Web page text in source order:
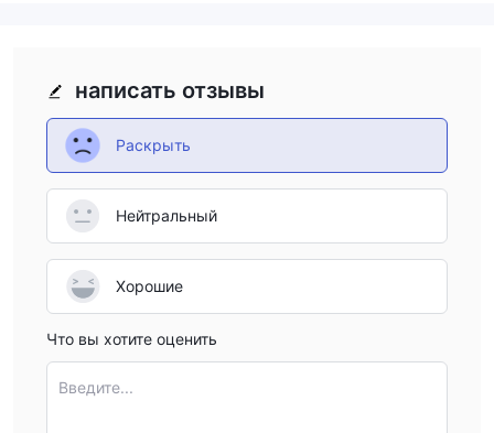
написать отзывы
Раскрыть
Нейтральный
Хорошие
Что вы хотите оценить
Введите...